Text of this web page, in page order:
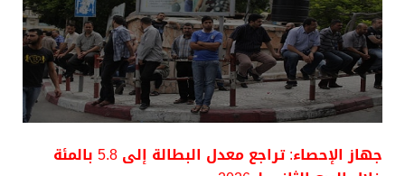
جهاز الإحصاء: تراجع معدل البطالة إلى 5.8 بالمئة